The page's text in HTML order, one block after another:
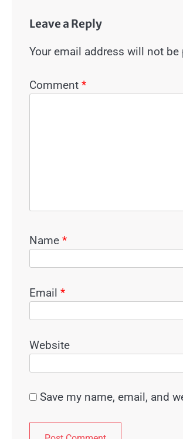
Leave a Reply
Your email address will not be
Comment *
Name *
Email *
Website
Save my name, email, and